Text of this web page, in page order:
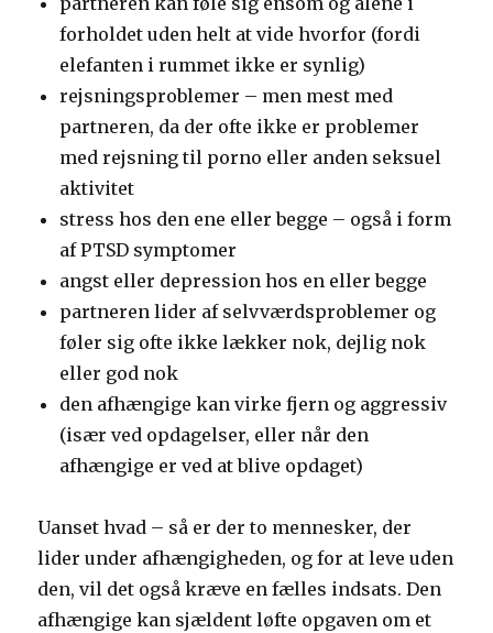
forholdet uden helt at vide hvorfor (fordi
elefanten i rummet ikke er synlig)
rejsningsproblemer – men mest med
partneren, da der ofte ikke er problemer
med rejsning til porno eller anden seksuel
aktivitet
stress hos den ene eller begge – også i form
af PTSD symptomer
angst eller depression hos en eller begge
partneren lider af selvværdsproblemer og
føler sig ofte ikke lækker nok, dejlig nok
eller god nok
den afhængige kan virke fjern og aggressiv
(især ved opdagelser, eller når den
afhængige er ved at blive opdaget)
Uanset hvad – så er der to mennesker, der
lider under afhængigheden, og for at leve uden
den, vil det også kræve en fælles indsats. Den
afhængige kan sjældent løfte opgaven om et